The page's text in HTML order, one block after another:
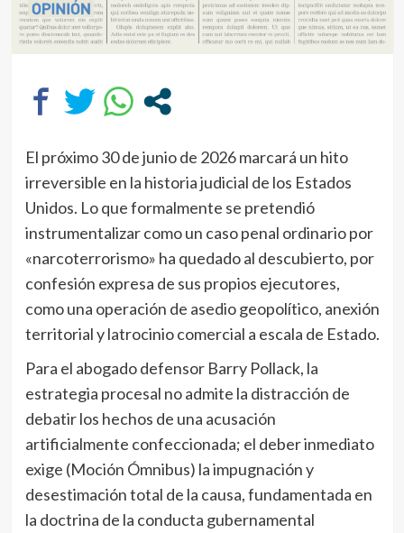
El próximo 30 de junio de 2026 marcará un hito
irreversible en la historia judicial de los Estados
Unidos. Lo que formalmente se pretendió
instrumentalizar como un caso penal ordinario por
«narcoterrorismo» ha quedado al descubierto, por
confesión expresa de sus propios ejecutores,
como una operación de asedio geopolítico, anexión
territorial y latrocinio comercial a escala de Estado.
Para el abogado defensor Barry Pollack, la
estrategia procesal no admite la distracción de
debatir los hechos de una acusación
artificialmente confeccionada; el deber inmediato
exige (Moción Ómnibus) la impugnación y
desestimación total de la causa, fundamentada en
la doctrina de la conducta gubernamental